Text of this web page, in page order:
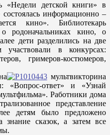
«Недели детской книги» в
состоялась информационно –
кино». Библиотекарь
о родоначальниках кино, о
дети разделились на две
в конкурсах:
гримеров-костюмеров,
мультвикторина
«Вопрос-ответ» и «Узнай
Работники дома
представление
детям было предложено
знание сказок, а затем все